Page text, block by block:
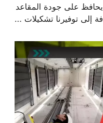
على جودة المقاعد
إلى توفيرنا تشكيلات ...